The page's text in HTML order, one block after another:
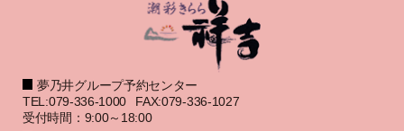
夢乃井グループ予約センター
TEL:079-336-1000
FAX:079-336-1027
受付時間：9:00～18:00